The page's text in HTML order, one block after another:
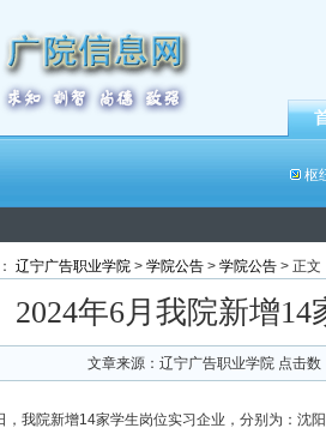
枢
辽宁广告职业学院 > 学院公告 > 学院公告 > 正文
2024年6月我院新增
文章来源：辽宁广告职业学院 点击数
，我院新增14家学生岗位实习企业 ，分别为： 沈